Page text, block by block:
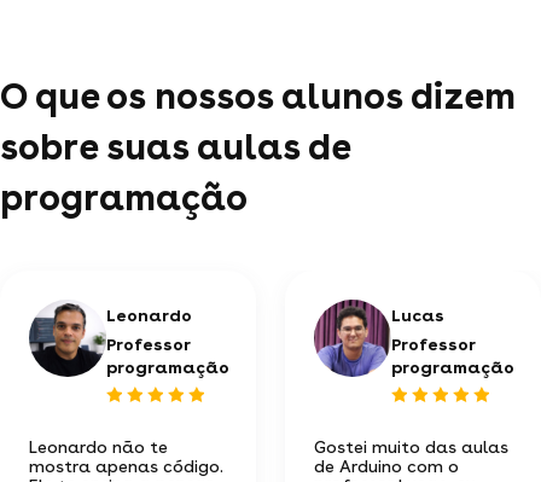
O que os nossos alunos dizem
sobre suas aulas de
programação
Leonardo
Professor
programação
Leonardo não te
mostra apenas código.
Lucas
Professor
programação
Gostei muito das aulas
de Arduino com o